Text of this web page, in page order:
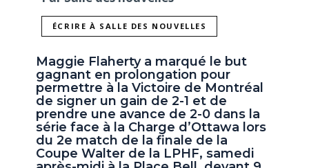
ÉCRIRE À SALLE DES NOUVELLES
Maggie Flaherty a marqué le but
gagnant en prolongation pour
permettre à la Victoire de Montréal
de signer un gain de 2-1 et de
prendre une avance de 2-0 dans la
série face à la Charge d’Ottawa lors
du 2e match de la finale de la
Coupe Walter de la LPHF, samedi